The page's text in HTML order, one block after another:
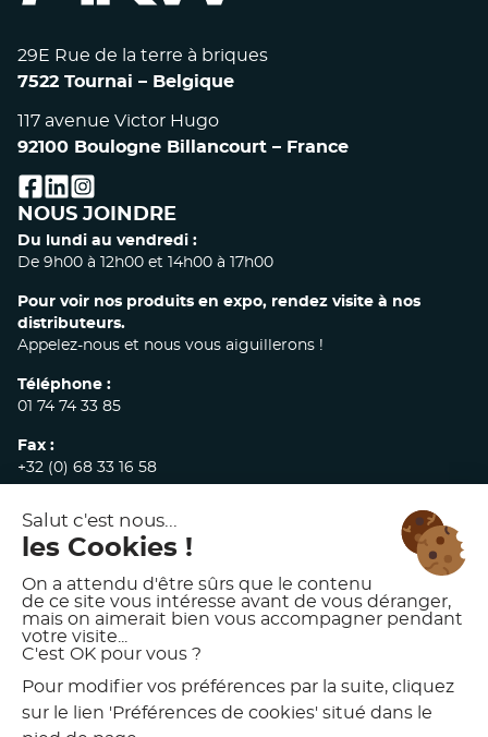
29E Rue de la terre à briques
7522 Tournai – Belgique
117 avenue Victor Hugo
92100 Boulogne Billancourt – France
facebook
linkedin
instagram
NOUS JOINDRE
Du lundi au vendredi :
De 9h00 à 12h00 et 14h00 à 17h00
Pour voir nos produits en expo, rendez visite à nos
distributeurs.
Appelez-nous et nous vous aiguillerons !
Téléphone :
01 74 74 33 85
Fax :
+32 (0) 68 33 16 58
commandes@akw-medicare.com
© 2026 AKW INTERNATIONAL
MENTIONS LÉGALES
POLITIQUE DE CONFIDENTIALITÉ
CONDITIONS GÉNÉRALES DE VENTE
CHARTE D’UTILISATION DES VISUELS AKW